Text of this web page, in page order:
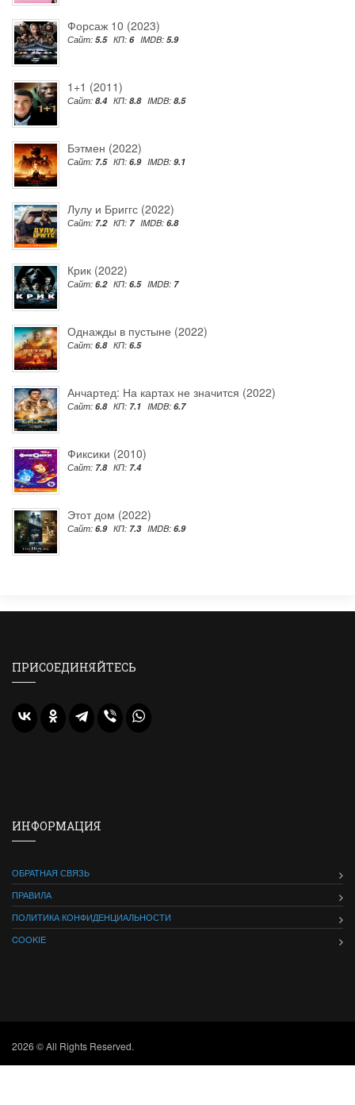
Форсаж 10 (2023)
Сайт: 5.5 КП: 6 IMDB: 5.9
1+1 (2011)
Сайт: 8.4 КП: 8.8 IMDB: 8.5
Бэтмен (2022)
Сайт: 7.5 КП: 6.9 IMDB: 9.1
Лулу и Бриггс (2022)
Сайт: 7.2 КП: 7 IMDB: 6.8
Крик (2022)
Сайт: 6.2 КП: 6.5 IMDB: 7
Однажды в пустыне (2022)
Сайт: 6.8 КП: 6.5
Анчартед: На картах не значится (2022)
Сайт: 6.8 КП: 7.1 IMDB: 6.7
Фиксики (2010)
Сайт: 7.8 КП: 7.4
Этот дом (2022)
Сайт: 6.9 КП: 7.3 IMDB: 6.9
ПРИСОЕДИНЯЙТЕСЬ
ИНФОРМАЦИЯ
ОБРАТНАЯ СВЯЗЬ
ПРАВИЛА
ПОЛИТИКА КОНФИДЕНЦИАЛЬНОСТИ
COOKIE
2026 © All Rights Reserved.